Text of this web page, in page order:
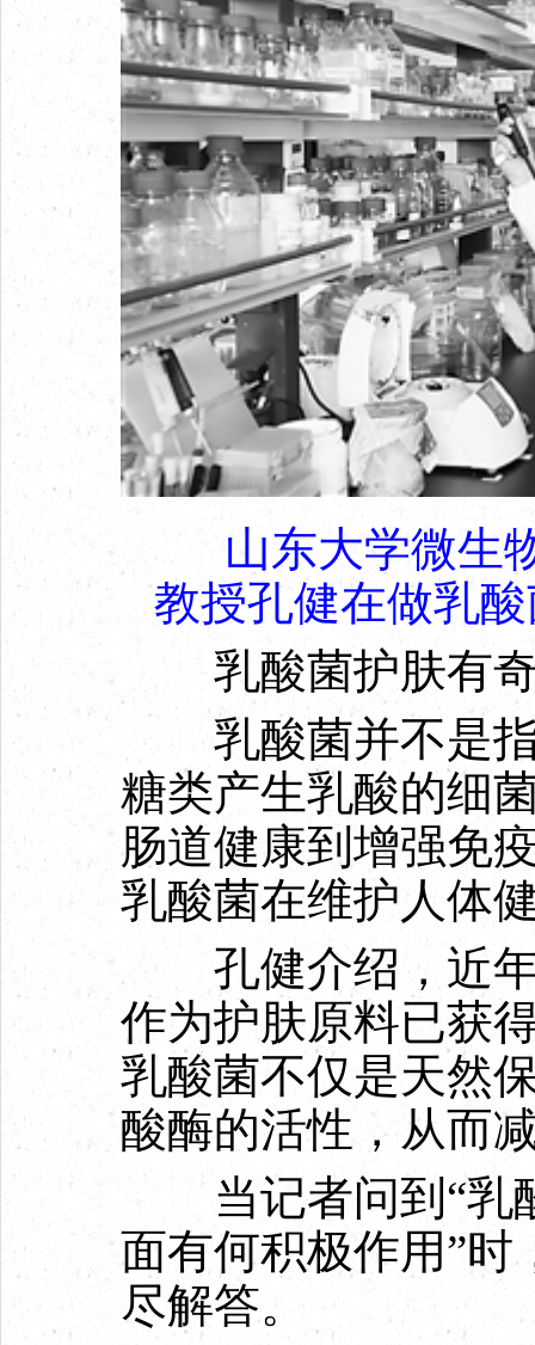
山东大学微生
教授孔健在做乳
乳酸菌护肤有
乳酸菌并不是指
糖类产生乳酸的细
肠道健康到增强免
乳酸菌在维护人体
孔健介绍，近年
作为护肤原料已获
乳酸菌不仅是天然
酸酶的活性，从而
当记者问到“乳
面有何积极作用”
尽解答。